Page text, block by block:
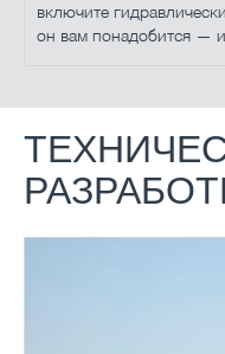
включите
он вам понадобится — и